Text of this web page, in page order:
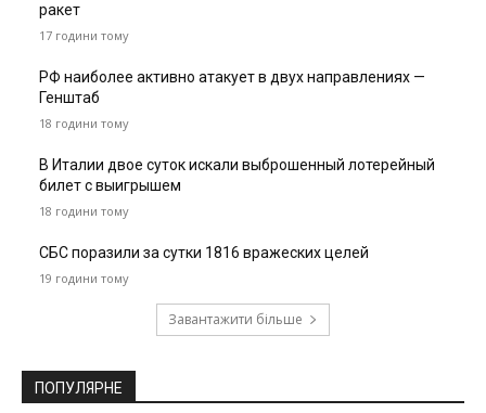
ракет
17 години тому
РФ наиболее активно атакует в двух направлениях —
Генштаб
18 години тому
В Италии двое суток искали выброшенный лотерейный
билет с выигрышем
18 години тому
СБС поразили за сутки 1816 вражеских целей
19 години тому
Завантажити більше
ПОПУЛЯРНЕ